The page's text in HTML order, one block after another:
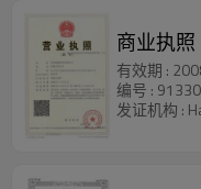
商业执照
有效期 :
编号 :
发证机构 :